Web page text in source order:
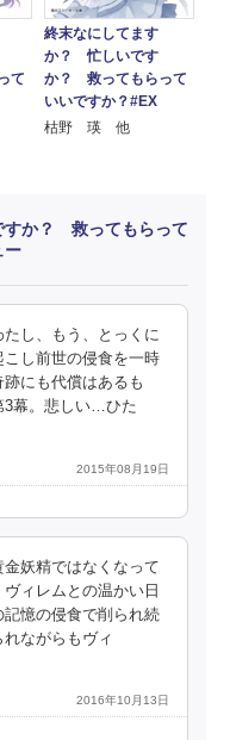
て
終末なにしてます
か？ 忙しいです
か？ 救ってもらって
いいですか？#EX
枯野 瑛 他
すか？ 救ってもらって
ー
たし、もう、とっくに
し前世の侵食を一時
にも代償はあるも
幕。悲しい…ひた
2015年08月19日
妖精ではなくなって
ィレムとの温かい日
憶の侵食で削られ続
ながらもヴィ
2016年10月13日